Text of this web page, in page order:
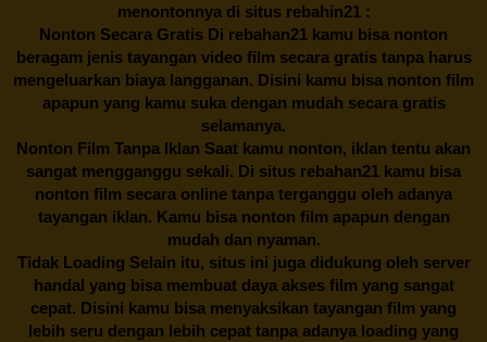
menontonnya di situs rebahin21 :
Nonton Secara Gratis Di rebahan21 kamu bisa nonton
beragam jenis tayangan video film secara gratis tanpa harus
mengeluarkan biaya langganan. Disini kamu bisa nonton film
apapun yang kamu suka dengan mudah secara gratis
selamanya.
Nonton Film Tanpa Iklan Saat kamu nonton, iklan tentu akan
sangat mengganggu sekali. Di situs rebahan21 kamu bisa
nonton film secara online tanpa terganggu oleh adanya
tayangan iklan. Kamu bisa nonton film apapun dengan
mudah dan nyaman.
Tidak Loading Selain itu, situs ini juga didukung oleh server
handal yang bisa membuat daya akses film yang sangat
cepat. Disini kamu bisa menyaksikan tayangan film yang
lebih seru dengan lebih cepat tanpa adanya loading yang